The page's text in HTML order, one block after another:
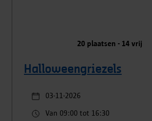
20plaatsen - 14vrij
Halloweengriezels
03-11-2026
Van 09:00 tot 16:30